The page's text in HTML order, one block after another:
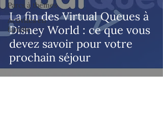
Parcs à thèmes
Activités en
famille
La fin des Virtual Queues à
Disney World : ce que vous
devez savoir pour votre
prochain séjour